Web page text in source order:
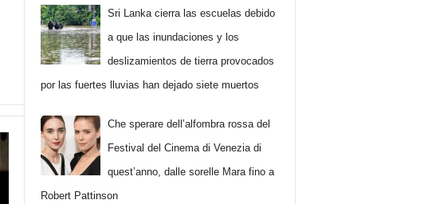
Sri Lanka cierra las escuelas debido
a que las inundaciones y los
deslizamientos de tierra provocados
por las fuertes lluvias han dejado siete muertos
Che sperare dell’alfombra rossa del
Festival del Cinema di Venezia di
quest’anno, dalle sorelle Mara fino a
Robert Pattinson